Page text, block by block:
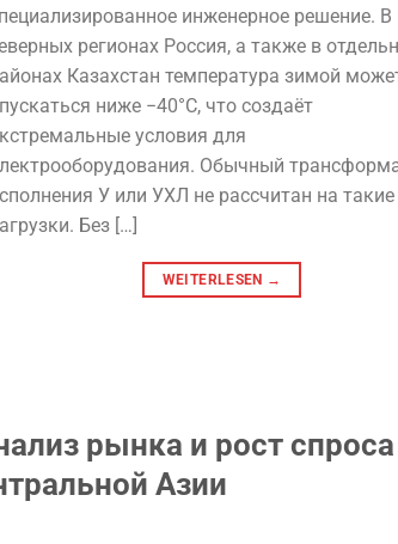
инженерное решение. В
регионах Россия, а также в
Казахстан температура зимой
ниже −40°C, что создаёт
условия для
Обычный
У или УХЛ не рассчитан на такие
Без […]
WEITERLESEN →
рынка и рост спроса
Азии